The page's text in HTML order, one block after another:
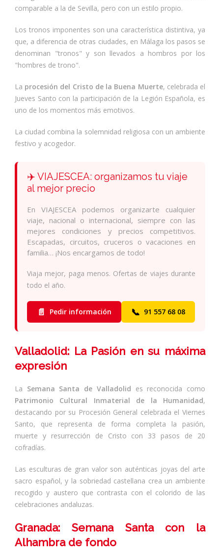
comparable a la de Sevilla, pero con un estilo propio.
Los tronos imponentes son una característica distintiva, ya
que, a diferencia de otras ciudades, en Málaga los pasos se
denominan "tronos" y son llevados a hombros por los
"hombres de trono".
La procesión del Cristo de la Buena Muerte, celebrada el
Jueves Santo con la participación de la Legión Española, es
uno de los momentos más emotivos.
La ciudad combina la solemnidad religiosa con un ambiente
festivo y acogedor.
✈️ VIAJESCEA: organizamos tu viaje
al mejor precio
En VIAJESCEA podemos organizarte cualquier
viaje, nacional o internacional, siempre con las
mejores condiciones y precios competitivos.
Escapadas, circuitos, cruceros o vacaciones en
familia… ¡Nos encargamos de todo!
Viaja mejor, paga menos. Ofertas de viajes durante
todo el año.
📄 Pedir información 📞 91 557 68 08
Valladolid: La Pasión en su máxima
expresión
La Semana Santa de Valladolid es reconocida como
Patrimonio Cultural Inmaterial de la Humanidad,
destacando por su Procesión General celebrada el Viernes
Santo, que representa de forma completa la pasión,
muerte y resurrección de Cristo con 33 pasos de 20
cofradías.
Las esculturas de gran valor son auténticas joyas del arte
sacro español, y la sobriedad castellana crea un ambiente
recogido y austero que contrasta con el colorido de las
celebraciones andaluzas.
Granada: Semana Santa con la
Alhambra de fondo